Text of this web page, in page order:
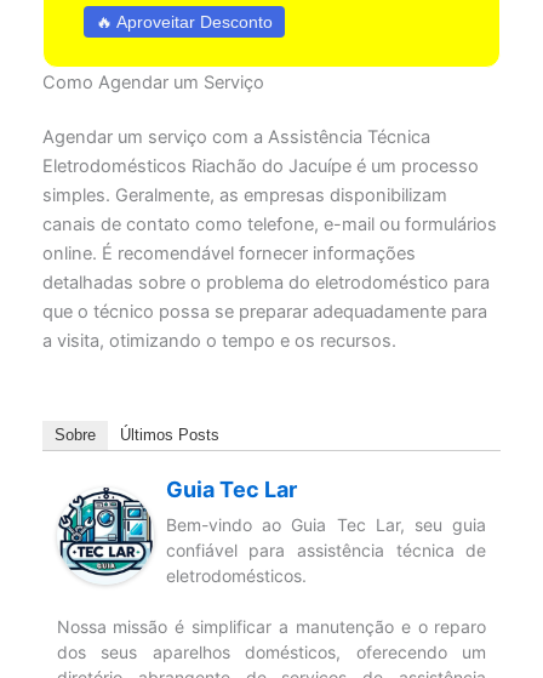
🔥 Aproveitar Desconto
Como Agendar um Serviço
Agendar um serviço com a Assistência Técnica
Eletrodomésticos Riachão do Jacuípe é um processo
simples. Geralmente, as empresas disponibilizam
canais de contato como telefone, e-mail ou formulários
online. É recomendável fornecer informações
detalhadas sobre o problema do eletrodoméstico para
que o técnico possa se preparar adequadamente para
a visita, otimizando o tempo e os recursos.
Sobre Últimos Posts
Guia Tec Lar
Bem-vindo ao Guia Tec Lar, seu guia
confiável para assistência técnica de
eletrodomésticos.
Nossa missão é simplificar a manutenção e o reparo
dos seus aparelhos domésticos, oferecendo um